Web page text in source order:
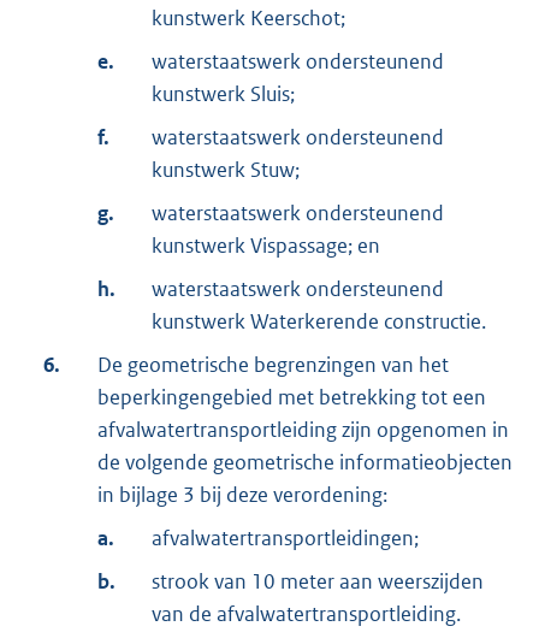
kunstwerk Keerschot;
e.
waterstaatswerk ondersteunend
kunstwerk Sluis;
f.
waterstaatswerk ondersteunend
kunstwerk Stuw;
g.
waterstaatswerk ondersteunend
kunstwerk Vispassage; en
h.
waterstaatswerk ondersteunend
kunstwerk Waterkerende constructie.
6.
De geometrische begrenzingen van het
beperkingengebied met betrekking tot een
afvalwatertransportleiding zijn opgenomen in
de volgende geometrische informatieobjecten
in bijlage 3 bij deze verordening:
a.
afvalwatertransportleidingen;
b.
strook van 10 meter aan weerszijden
van de afvalwatertransportleiding.